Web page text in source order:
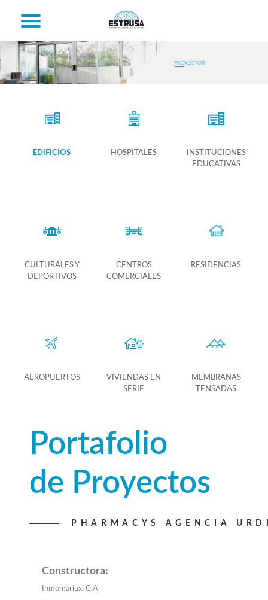
EDIFICIOS HOSPITALES
INSTITUCIONES
EDUCATIVAS
CULTURALES Y
DEPORTIVOS
CENTROS
COMERCIALES
RESIDENCIAS
AEROPUERTOS
VIVIENDAS EN
SERIE
MEMBRANAS
TENSADAS
Portafolio
de Proyectos
PHARMACYS AGENCIA
Constructora:
Inmomariuxi C.A